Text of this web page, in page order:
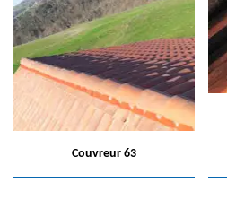
Couvreur 63